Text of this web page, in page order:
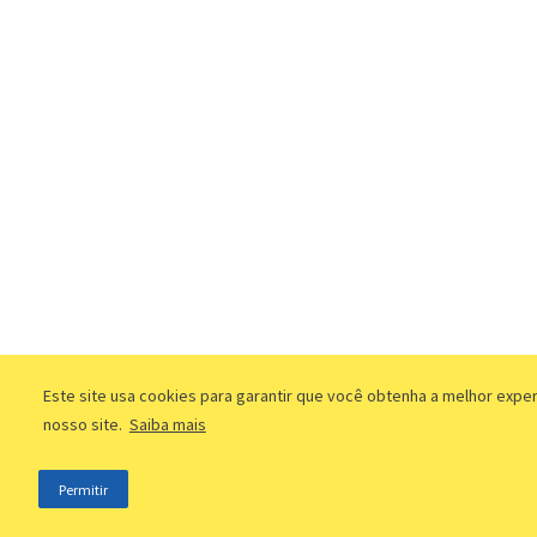
Este site usa cookies para garantir que você obtenha a melhor
nosso site. Saiba mais
Permitir